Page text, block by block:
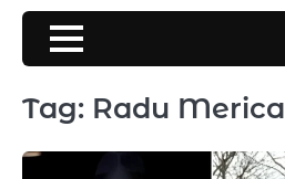
Skip
content
Tag: Radu Merica